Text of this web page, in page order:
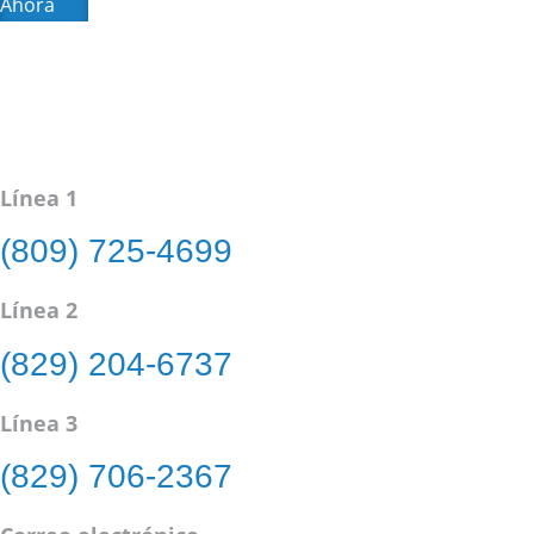
Línea 1
(809) 725-4699
Línea 2
(829) 204-6737
Línea 3
(829) 706-2367